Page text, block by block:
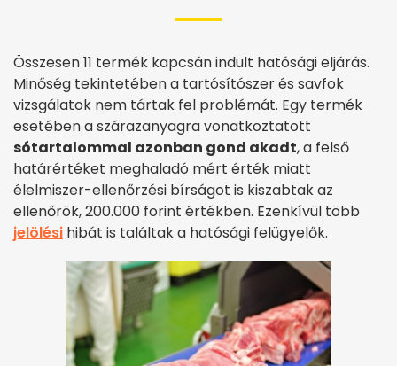
Összesen 11 termék kapcsán indult hatósági eljárás.
Minőség tekintetében a tartósítószer és savfok
vizsgálatok nem tártak fel problémát. Egy termék
esetében a szárazanyagra vonatkoztatott
sótartalommal azonban gond akadt, a felső
határértéket meghaladó mért érték miatt
élelmiszer-ellenőrzési bírságot is kiszabtak az
ellenőrök, 200.000 forint értékben. Ezenkívül több
jelölési hibát is találtak a hatósági felügyelők.